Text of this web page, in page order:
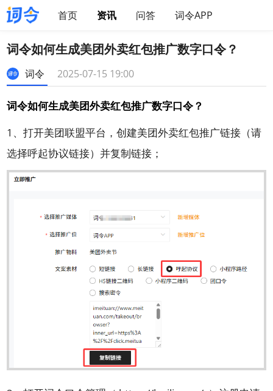
首页 资讯 问答 词令APP
词令如何生成美团外卖红包推广数字口令？
词令 2025-07-15 19:00
词令如何生成美团外卖红包推广数字口令？
1、打开美团联盟平台，创建美团外卖红包推广链接（请
选择呼起协议链接）并复制链接；